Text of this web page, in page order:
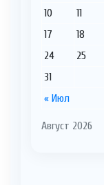
Август 2026
« Июл
10
11
17
18
24
25
31